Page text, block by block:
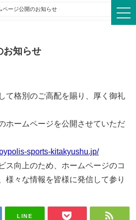
ページ公開のお知らせ
お知らせ
て格別のご高配を賜り、厚く御礼
ホームページを公開させていただ
sports-kitakyushu.jp/
ス向上のため、ホームページのコ
様々な情報を皆様に発信して参り
LINE